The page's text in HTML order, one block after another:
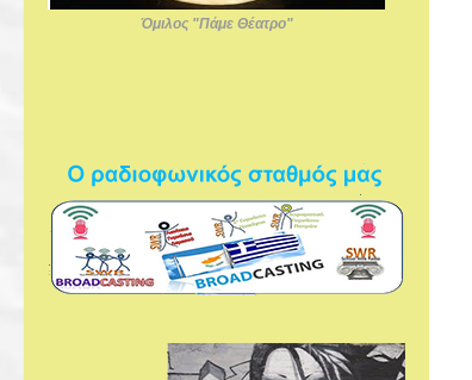
Όμιλος "Πάμε Θέατρο"